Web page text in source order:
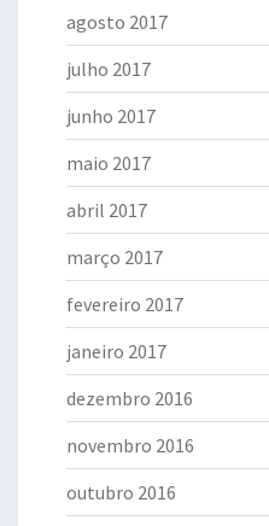
agosto 2017
julho 2017
junho 2017
maio 2017
abril 2017
março 2017
fevereiro 2017
janeiro 2017
dezembro 2016
novembro 2016
outubro 2016